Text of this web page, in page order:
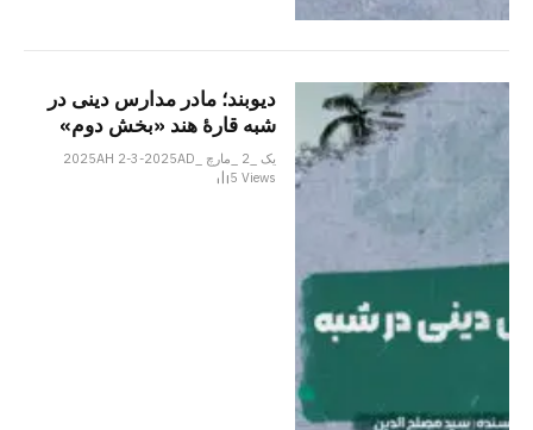
دیوبند؛ مادر مدارس دینی در
شبه قارۀ هند «بخش دوم»
یک _2 _مارچ _2025AH 2-3-2025AD
5Views